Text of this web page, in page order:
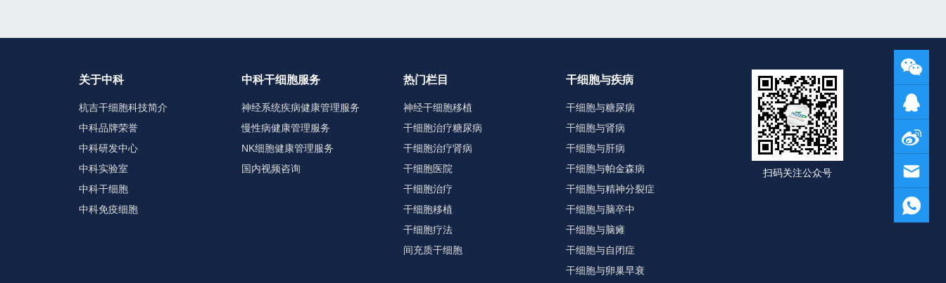
关于中科
杭吉干细胞科技简介
中科品牌荣誉
中科研发中心
中科实验室
中科干细胞
中科免疫细胞
中科干细胞服务
神经系统疾病健康管理服务
慢性病健康管理服务
NK细胞健康管理服务
国内视频咨询
热门栏目
神经干细胞移植
干细胞治疗糖尿病
干细胞治疗肾病
干细胞医院
干细胞治疗
干细胞移植
干细胞疗法
间充质干细胞
干细胞与疾病
干细胞与糖尿病
干细胞与肾病
干细胞与肝病
干细胞与帕金森病
干细胞与精神分裂症
干细胞与脑卒中
干细胞与脑瘫
干细胞与自闭症
干细胞与卵巢早衰
扫码关注公众号